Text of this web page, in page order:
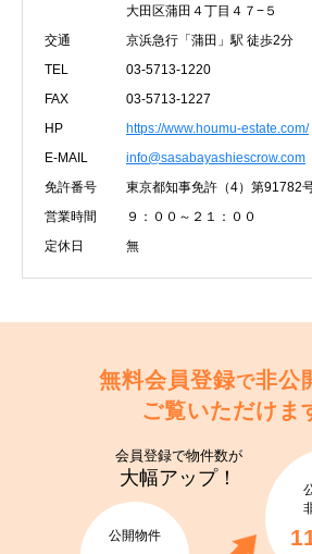
大田区蒲田４丁目４７−５
交通
京浜急行「蒲田」駅 徒歩2分
TEL
03-5713-1220
FAX
03-5713-1227
HP
https://www.houmu-estate.com/
E-MAIL
info@sasabayashiescrow.com
免許番号
東京都知事免許（4）第91782
営業時間
９：００～２１：００
定休日
無
無料会員登録で非公
ご覧いただけま
会員登録で物件数が
大幅アップ！
公開物件